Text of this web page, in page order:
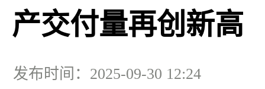
产交付量再创新高
发布时间：2025-09-30 12:24